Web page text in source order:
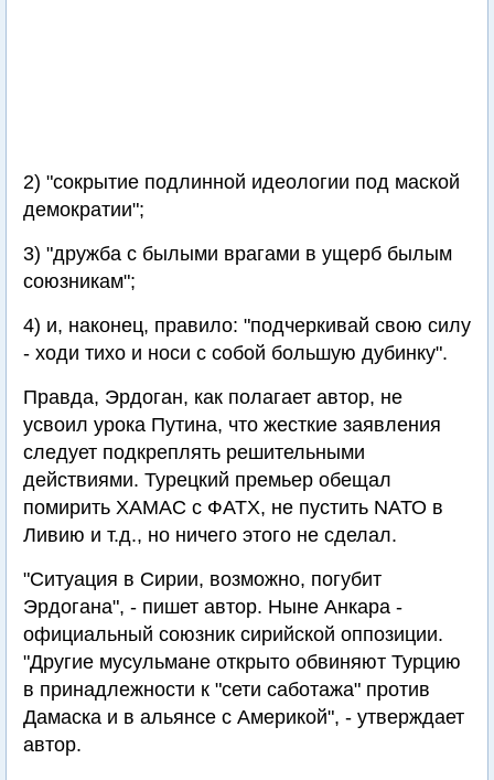
2) "сокрытие подлинной идеологии под маской
демократии";
3) "дружба с былыми врагами в ущерб былым
союзникам";
4) и, наконец, правило: "подчеркивай свою силу
- ходи тихо и носи с собой большую дубинку".
Правда, Эрдоган, как полагает автор, не
усвоил урока Путина, что жесткие заявления
следует подкреплять решительными
действиями. Турецкий премьер обещал
помирить ХАМАС с ФАТХ, не пустить NАТО в
Ливию и т.д., но ничего этого не сделал.
"Ситуация в Сирии, возможно, погубит
Эрдогана", - пишет автор. Ныне Анкара -
официальный союзник сирийской оппозиции.
"Другие мусульмане открыто обвиняют Турцию
в принадлежности к "сети саботажа" против
Дамаска и в альянсе с Америкой", - утверждает
автор.